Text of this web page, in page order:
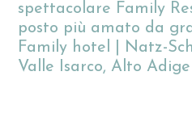
spettacolare Family
posto più amato da
Family hotel | Natz-
Valle Isarco, Alto Adige